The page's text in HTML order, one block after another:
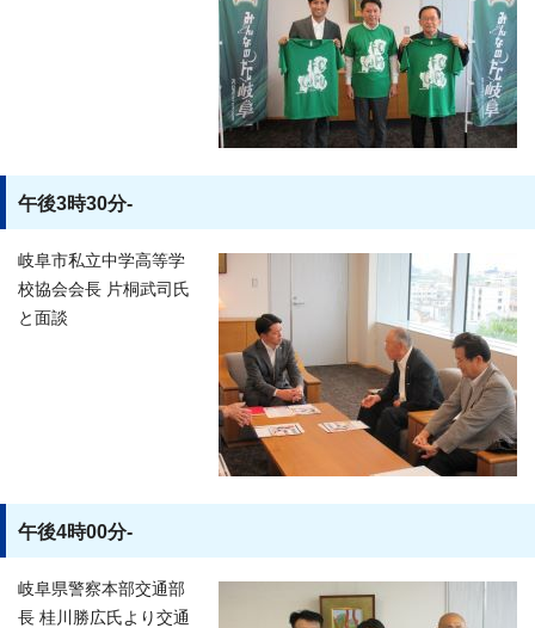
午後3時30分-
岐阜市私立中学高等学
校協会会長 片桐武司氏
と面談
午後4時00分-
岐阜県警察本部交通部
長 桂川勝広氏より交通